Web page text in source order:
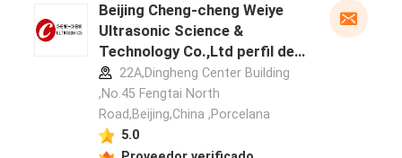
Beijing Cheng-cheng Weiye
Ultrasonic Science &
Technology Co.,Ltd perfil del
fabricante
22A,Dingheng Center Building
,No.45 Fengtai North
Road,Beijing,China ,Porcelana
5.0